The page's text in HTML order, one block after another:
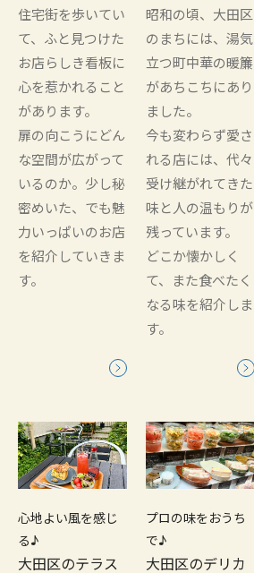
住宅街を歩いてい
て、ふと見つけた
お店らしき看板に
心を惹かれること
があります。
扉の向こうにどん
な空間が広がって
いるのか。少し秘
密めいた、でも魅
力いっぱいのお店
を紹介していきま
す。
昭和の頃、大田区
のまちには、湯気
立つ町中華の暖簾
があちこちにあり
ました。
今も変わらず愛さ
れる店には、代々
受け継がれてきた
味と人の温もりが
残っています。
どこか懐かしく
て、また食べたく
なる味を紹介しま
す。
心地よい風を感じ
る♪
大田区のテラス
プロの味をおうち
で♪
大田区のデリカ